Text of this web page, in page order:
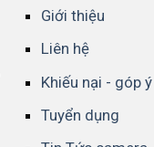
Giới thiệu
Liên hệ
Khiếu nại - góp ý
Tuyển dụng